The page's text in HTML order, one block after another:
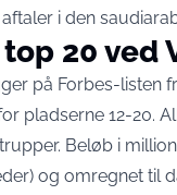
i den
20 ved
på Forbes-listen
pladserne 12-20.
Beløb i
og omregnet til